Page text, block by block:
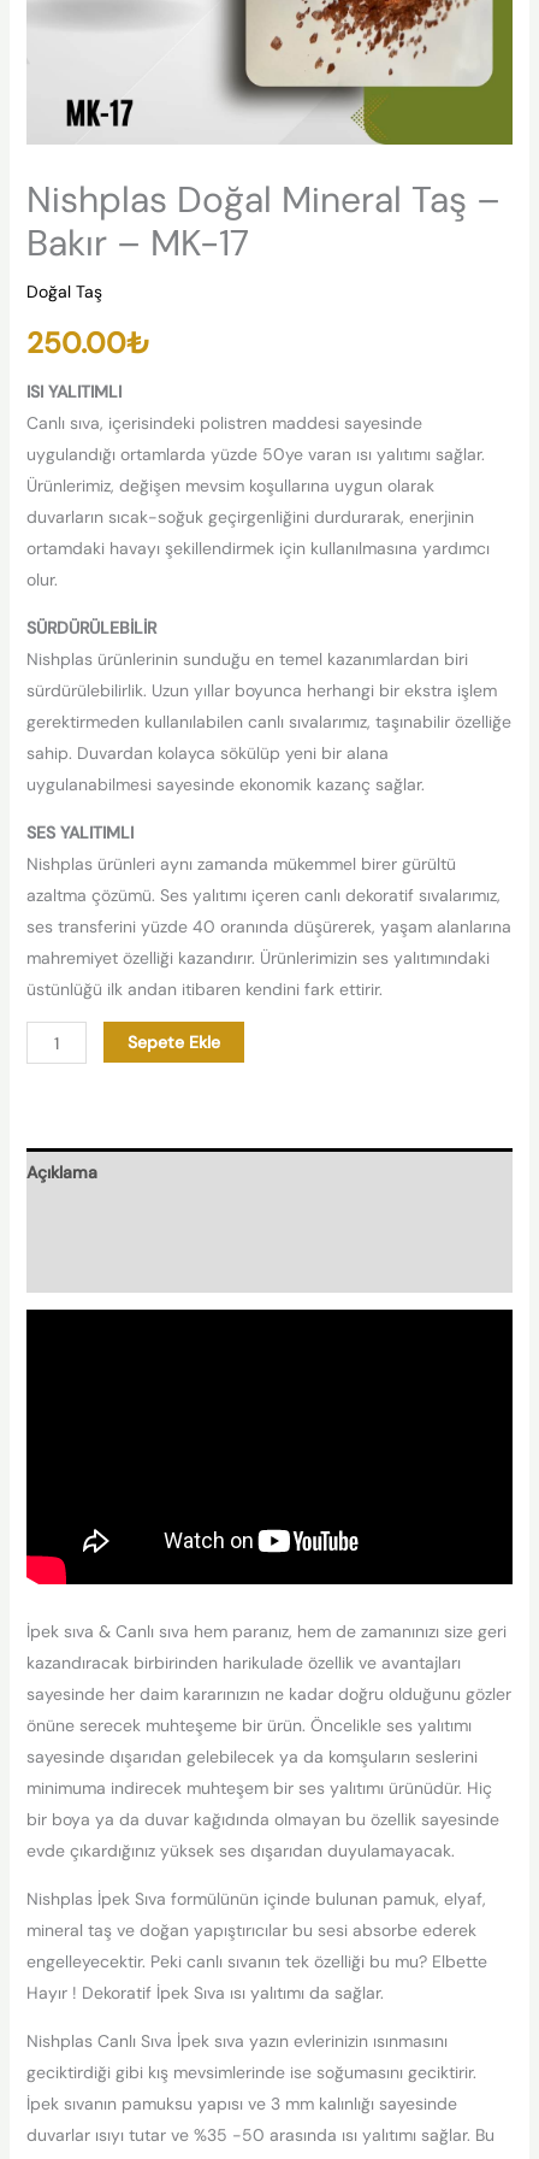
Nishplas Doğal Mineral Taş –
Bakır – MK-17
Doğal Taş
250.00₺
ISI YALITIMLI
Canlı sıva, içerisindeki polistren maddesi sayesinde
uygulandığı ortamlarda yüzde 50ye varan ısı yalıtımı sağlar.
Ürünlerimiz, değişen mevsim koşullarına uygun olarak
duvarların sıcak-soğuk geçirgenliğini durdurarak, enerjinin
ortamdaki havayı şekillendirmek için kullanılmasına yardımcı
olur.
SÜRDÜRÜLEBİLİR
Nishplas ürünlerinin sunduğu en temel kazanımlardan biri
sürdürülebilirlik. Uzun yıllar boyunca herhangi bir ekstra işlem
gerektirmeden kullanılabilen canlı sıvalarımız, taşınabilir özelliğe
sahip. Duvardan kolayca sökülüp yeni bir alana
uygulanabilmesi sayesinde ekonomik kazanç sağlar.
SES YALITIMLI
Nishplas ürünleri aynı zamanda mükemmel birer gürültü
azaltma çözümü. Ses yalıtımı içeren canlı dekoratif sıvalarımız,
ses transferini yüzde 40 oranında düşürerek, yaşam alanlarına
mahremiyet özelliği kazandırır. Ürünlerimizin ses yalıtımındaki
üstünlüğü ilk andan itibaren kendini fark ettirir.
Sepete Ekle
Açıklama
İpek sıva & Canlı sıva hem paranız, hem de zamanınızı size geri
kazandıracak birbirinden harikulade özellik ve avantajları
sayesinde her daim kararınızın ne kadar doğru olduğunu gözler
önüne serecek muhteşeme bir ürün. Öncelikle ses yalıtımı
sayesinde dışarıdan gelebilecek ya da komşuların seslerini
minimuma indirecek muhteşem bir ses yalıtımı ürünüdür. Hiç
bir boya ya da duvar kağıdında olmayan bu özellik sayesinde
evde çıkardığınız yüksek ses dışarıdan duyulamayacak.
Nishplas İpek Sıva formülünün içinde bulunan pamuk, elyaf,
mineral taş ve doğan yapıştırıcılar bu sesi absorbe ederek
engelleyecektir. Peki canlı sıvanın tek özelliği bu mu? Elbette
Hayır ! Dekoratif İpek Sıva ısı yalıtımı da sağlar.
Nishplas Canlı Sıva İpek sıva yazın evlerinizin ısınmasını
geciktirdiği gibi kış mevsimlerinde ise soğumasını geciktirir.
İpek sıvanın pamuksu yapısı ve 3 mm kalınlığı sayesinde
duvarlar ısıyı tutar ve %35 -50 arasında ısı yalıtımı sağlar. Bu